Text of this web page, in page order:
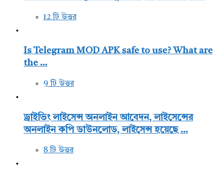
12 টি উত্তর
Is Telegram MOD APK safe to use? What are
the ...
9 টি উত্তর
ড্রাইভিং লাইসেন্স অনলাইন আবেদন, লাইসেন্সের
অনলাইন কপি ডাউনলোড, লাইসেন্স হয়েছে ...
8 টি উত্তর